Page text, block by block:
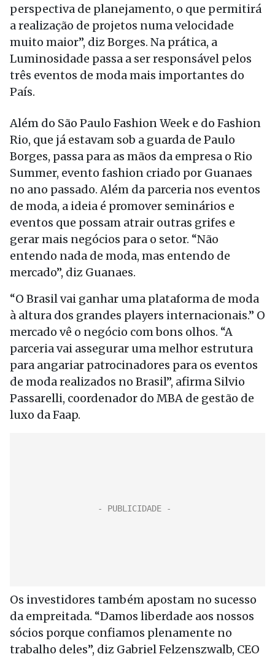
perspectiva de planejamento, o que permitirá
a realização de projetos numa velocidade
muito maior”, diz Borges. Na prática, a
Luminosidade passa a ser responsável pelos
três eventos de moda mais importantes do
País.
Além do São Paulo Fashion Week e do Fashion
Rio, que já estavam sob a guarda de Paulo
Borges, passa para as mãos da empresa o Rio
Summer, evento fashion criado por Guanaes
no ano passado. Além da parceria nos eventos
de moda, a ideia é promover seminários e
eventos que possam atrair outras grifes e
gerar mais negócios para o setor. “Não
entendo nada de moda, mas entendo de
mercado”, diz Guanaes.
“O Brasil vai ganhar uma plataforma de moda
à altura dos grandes players internacionais.” O
mercado vê o negócio com bons olhos. “A
parceria vai assegurar uma melhor estrutura
para angariar patrocinadores para os eventos
de moda realizados no Brasil”, afirma Silvio
Passarelli, coordenador do MBA de gestão de
luxo da Faap.
Os investidores também apostam no sucesso
da empreitada. “Damos liberdade aos nossos
sócios porque confiamos plenamente no
trabalho deles”, diz Gabriel Felzenszwalb, CEO